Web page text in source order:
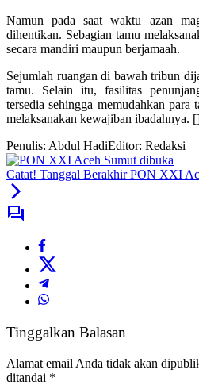
Namun pada saat waktu azan
dihentikan. Sebagian tamu
secara mandiri maupun berjamaah.
Sejumlah ruangan di bawah tribun
tamu. Selain itu, fasilitas
tersedia sehingga memudahkan
melaksanakan kewajiban ibadahnya.
Penulis: Abdul HadiEditor: Redaksi
Catat! Tanggal Berakhir PON XXI
Tinggalkan Balasan
Alamat email Anda tidak akan
ditandai *